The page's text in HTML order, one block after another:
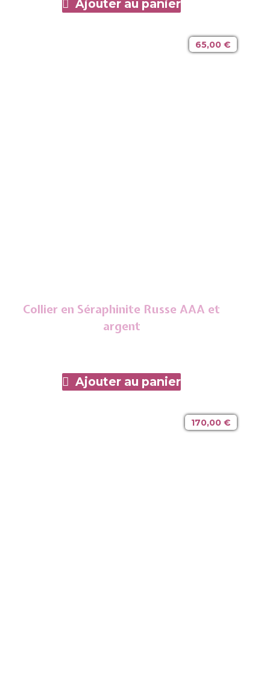
Ajouter au panier
Collier en Séraphinite Russe AAA et
argent
65,00€
Ajouter au panier
170,00€